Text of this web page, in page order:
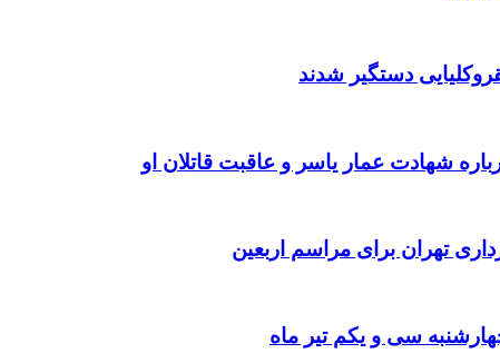
دستگیر شدند
شهادت عمار یاسر و عاقبت قاتلان او
سی و یکم تیر ماه